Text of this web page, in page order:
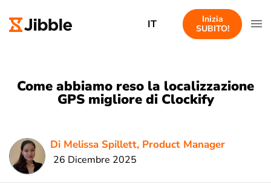
IT
Inizia
SUBITO!
Come abbiamo reso la localizzazione
GPS migliore di Clockify
Di Melissa Spillett, Product Manager
26 Dicembre 2025